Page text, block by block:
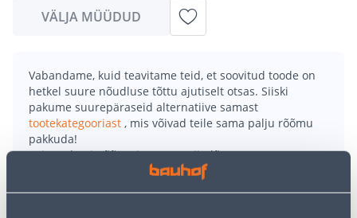
VÄLJA MÜÜDUD
Vabandame, kuid teavitame teid, et soovitud toode on
hetkel suure nõudluse tõttu ajutiselt otsas. Siiski
pakume suurepäraseid alternatiive samast
tootekategooriast , mis võivad teile sama palju rõõmu
pakkuda!
Teie ostlemisrõõm ei pea aga siin lõppema - oma
uurimistööd saate jätkata, naastes